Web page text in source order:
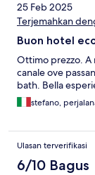
25 Feb 2025
Terjemahkan
Buon hotel
Ottimo prezzo. A
canale ove
bath. Bella
stefano,
Ulasan terverifikasi
6/10 Bagus